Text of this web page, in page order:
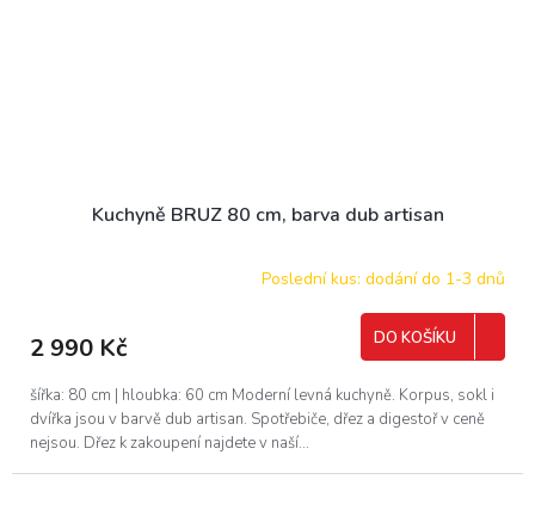
Kuchyně BRUZ 80 cm, barva dub artisan
Poslední kus: dodání do 1-3 dnů
2 990 Kč DO KOŠÍKU
šířka: 80 cm | hloubka: 60 cm Moderní levná kuchyně. Korpus, sokl i
dvířka jsou v barvě dub artisan. Spotřebiče, dřez a digestoř v ceně
nejsou. Dřez k zakoupení najdete v naší...